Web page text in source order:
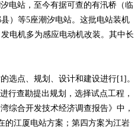
电站，至今有据可查的有汛桥（临
）等5座潮汐电站。这批电站装机
电机多为感应电动机改装。其中长
选点、规划、设计和建设进行[1]。
行查勘提出规划，选择试点工程，
综合开发技术经济调查报告》中，
的江厦电站方案；第四方案为江岩